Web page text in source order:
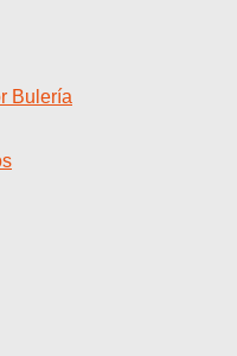
Bulería